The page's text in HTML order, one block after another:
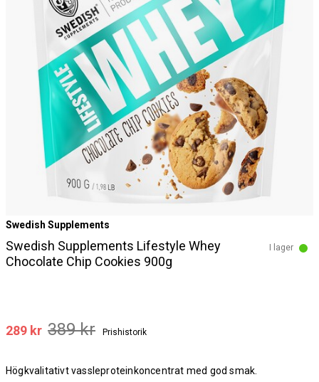
Swedish Supplements
Swedish Supplements Lifestyle Whey
Chocolate Chip Cookies 900g
I lager
289 kr 389 kr Prishistorik
Högkvalitativt vassleproteinkoncentrat med god smak.